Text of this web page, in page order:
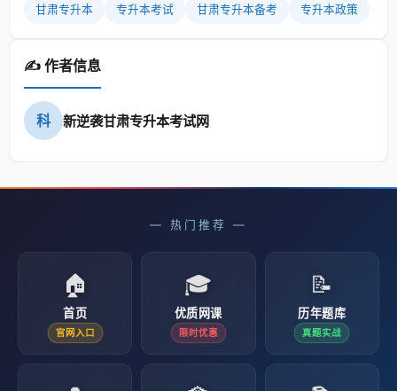
甘肃专升本 专升本考试 甘肃专升本备考 专升本政策
✍️ 作者信息
科 新逆袭甘肃专升本考试网
— 热门推荐 —
🏠
首页
官网入口
🎓
优质网课
限时优惠
📝
历年题库
真题实战